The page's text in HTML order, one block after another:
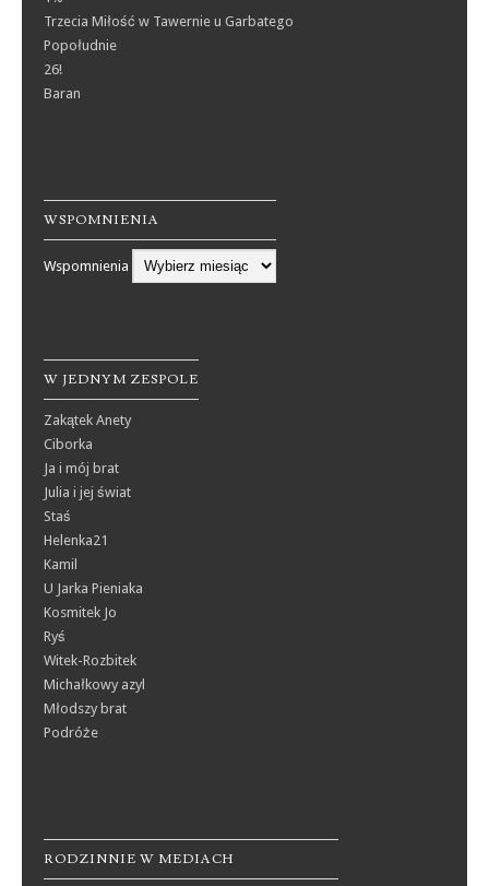
Trzecia Miłość w Tawernie u Garbatego
Popołudnie
26!
Baran
WSPOMNIENIA
Wspomnienia
W JEDNYM ZESPOLE
Zakątek Anety
Ciborka
Ja i mój brat
Julia i jej świat
Staś
Helenka21
Kamil
U Jarka Pieniaka
Kosmitek Jo
Ryś
Witek-Rozbitek
Michałkowy azyl
Młodszy brat
Podróże
RODZINNIE W MEDIACH